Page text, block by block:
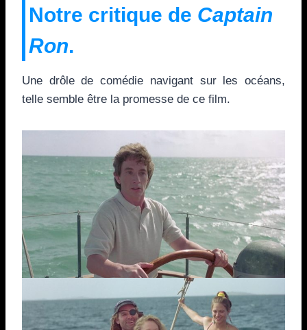
Notre critique de Captain
Ron.
Une drôle de comédie navigant sur les océans,
telle semble être la promesse de ce film.